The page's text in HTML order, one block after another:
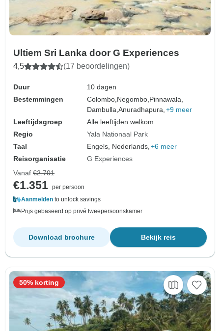
Ultiem Sri Lanka door G Experiences
4,5 (17 beoordelingen)
Duur
10 dagen
Bestemmingen
Colombo, Negombo, Pinnawala,
Dambulla,Anuradhapura, +9 meer
Leeftijdsgroep
Alle leeftijden welkom
Regio
Yala Nationaal Park
Taal
Engels, Nederlands, +6 meer
Reisorganisatie
G Experiences
Vanaf €2.701
€1.351 per persoon
Aanmelden to unlock savings
Prijs gebaseerd op privé tweepersoonskamer
Bekijk reis
Download brochure
50% korting